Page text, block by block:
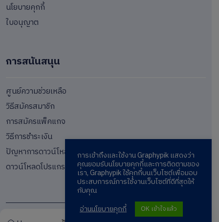
นโยบายคุกกี้
ใบอนุญาต
การสนันสนุน
ศูนย์ความช่วยเหลือ
วิธีสมัครสมาชิก
การสมัครแพ็คแกจ
วิธีการชำระเงิน
ปัญหาการดาวน์โหลด
ดาวน์โหลดโปรแกรม
การเข้าถึงและใช้งาน Graphypik แสดงว่า
คุณยอมรับนโยบายคุกกี้และการติดตามของ
เรา, Graphypik ใช้คุกกี้บนเว็บไซต์เพื่อมอบ
ประสบการณ์การใช้งานเว็บไซต์ที่ดีที่สุดให้
กับคุณ
อ่านนโยบายคุกกี้
OK เข้าใจแล้ว